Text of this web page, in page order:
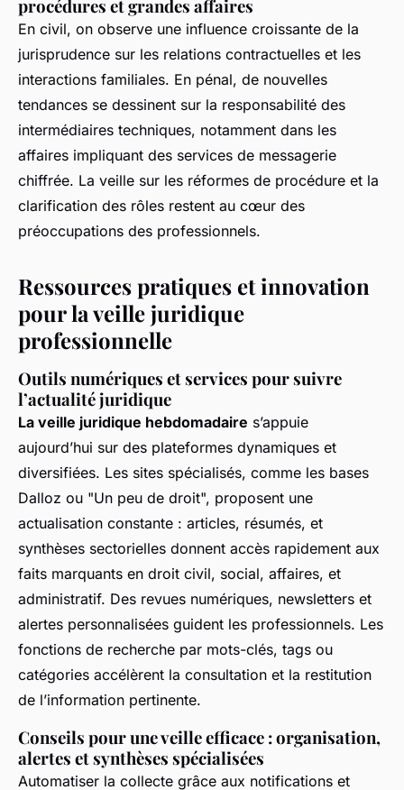
procédures et grandes affaires
En civil, on observe une influence croissante de la
jurisprudence sur les relations contractuelles et les
interactions familiales. En pénal, de nouvelles
tendances se dessinent sur la responsabilité des
intermédiaires techniques, notamment dans les
affaires impliquant des services de messagerie
chiffrée. La veille sur les réformes de procédure et la
clarification des rôles restent au cœur des
préoccupations des professionnels.
Ressources pratiques et innovation
pour la veille juridique
professionnelle
Outils numériques et services pour suivre
l’actualité juridique
La veille juridique hebdomadaire s’appuie
aujourd’hui sur des plateformes dynamiques et
diversifiées. Les sites spécialisés, comme les bases
Dalloz ou "Un peu de droit", proposent une
actualisation constante : articles, résumés, et
synthèses sectorielles donnent accès rapidement aux
faits marquants en droit civil, social, affaires, et
administratif. Des revues numériques, newsletters et
alertes personnalisées guident les professionnels. Les
fonctions de recherche par mots-clés, tags ou
catégories accélèrent la consultation et la restitution
de l’information pertinente.
Conseils pour une veille efficace : organisation,
alertes et synthèses spécialisées
Automatiser la collecte grâce aux notifications et